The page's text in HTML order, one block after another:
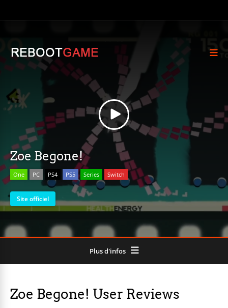
Zoe Begone!
One PC PS4 PS5 Series Switch
Site officiel
Plus d'infos
Zoe Begone! User Reviews